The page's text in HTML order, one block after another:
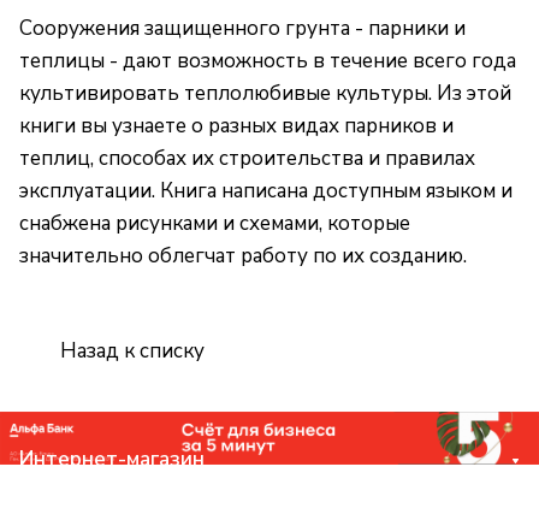
Сооружения защищенного грунта - парники и
теплицы - дают возможность в течение всего года
культивировать теплолюбивые культуры. Из этой
книги вы узнаете о разных видах парников и
теплиц, способах их строительства и правилах
эксплуатации. Книга написана доступным языком и
снабжена рисунками и схемами, которые
значительно облегчат работу по их созданию.
Назад к списку
Интернет-магазин